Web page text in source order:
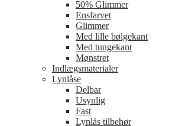
50% Glimmer
Ensfarvet
Glimmer
Med lille bølgekant
Med tungekant
Mønstret
Indlægsmaterialer
Lynlåse
Delbar
Usynlig
Fast
Lynlås tilbehør